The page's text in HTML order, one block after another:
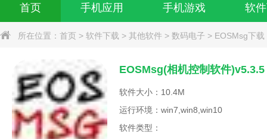
首页 手机应用 手机游戏 软
所在位置： 首页 > 软件下载 > 其他软件 > 数码电子 > EOSMsg下载
EOSMsg(相机控制软件
软件大小：10.4M
运行环境：win7,win8,win10
软件类型：